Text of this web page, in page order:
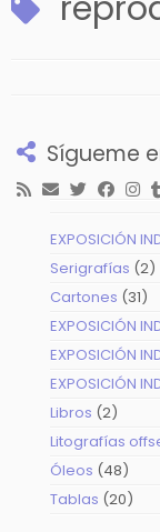
Sígueme
EXPOSICIÓN
Serigrafías 22
Cartones 3131
EXPOSICIÓN
EXPOSICIÓN
EXPOSICIÓN
Libros 22
Litografías
Óleos 4848
Tablas 2020